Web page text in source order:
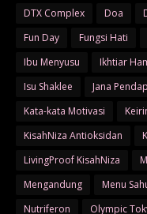
DTX Complex
Doa
Fun Day
Fungsi Hati
Ibu Menyusu
Ikhtiar
Isu Shaklee
Jana
Kata-kata Motivasi
KisahNiza Antioksidan
LivingProof KisahNiza
Mengandung
Menu
Nutriferon
Olympic